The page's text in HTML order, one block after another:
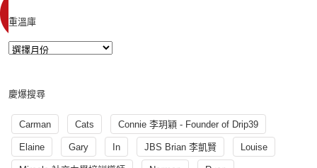
重溫庫
慶爆搜尋
Carman Cats Connie 李玥穎 - Founder of Drip39
Elaine Gary In JBS Brian 李凱賢 Louise